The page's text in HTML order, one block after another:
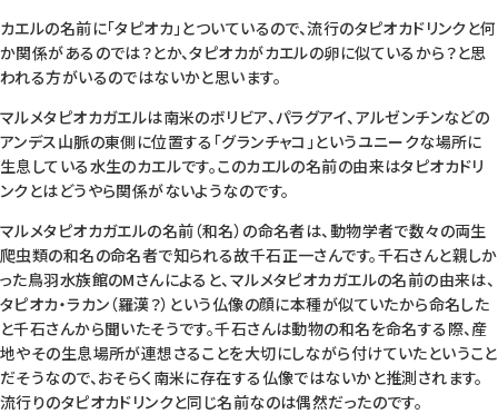
カエルの名前に「タピオカ」とついているので、流行のタピオカドリンクと何
か関係があるのでは？とか、タピオカがカエルの卵に似ているから？と思
われる方がいるのではないかと思います。
マルメタピオカガエルは南米のボリビア、パラグアイ、アルゼンチンなどの
アンデス山脈の東側に位置する「グランチャコ」というユニークな場所に
生息している水生のカエルです。このカエルの名前の由来はタピオカドリ
ンクとはどうやら関係がないようなのです。
マルメタピオカガエルの名前（和名）の命名者は、動物学者で数々の両生
爬虫類の和名の命名者で知られる故千石正一さんです。千石さんと親しか
った鳥羽水族館のMさんによると、マルメタピオカガエルの名前の由来は、
タピオカ・ラカン（羅漢？）という仏像の顔に本種が似ていたから命名した
と千石さんから聞いたそうです。千石さんは動物の和名を命名する際、産
地やその生息場所が連想さることを大切にしながら付けていたということ
だそうなので、おそらく南米に存在する仏像ではないかと推測されます。
流行りのタピオカドリンクと同じ名前なのは偶然だったのです。